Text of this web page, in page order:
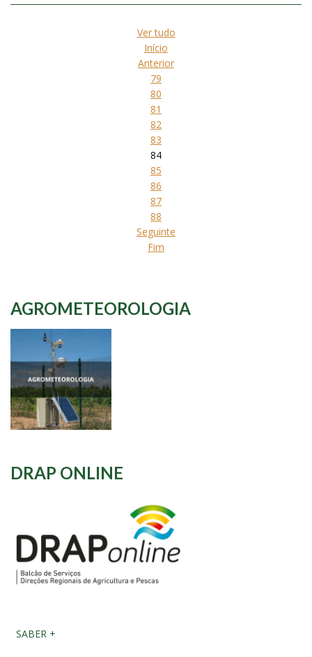
Ver tudo
Início
Anterior
79
80
81
82
83
84
85
86
87
88
Seguinte
Fim
AGROMETEOROLOGIA
DRAP ONLINE
SABER +